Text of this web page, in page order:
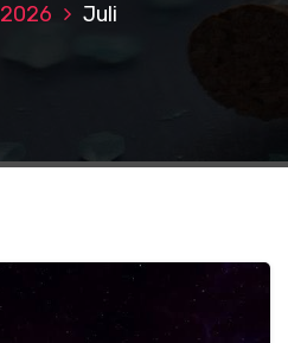
2026 Juli